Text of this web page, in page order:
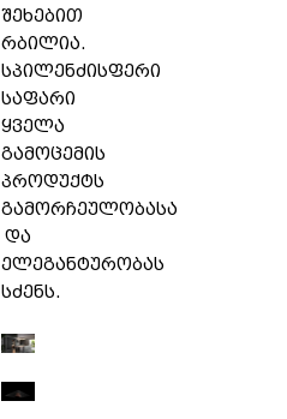
შეხებით
რბილია.
სპილენძისფერი
საფარი
ყველა
გამოცემის
პროდუქტს
გამორჩეულობასა
და
ელეგანტურობას
სძენს.